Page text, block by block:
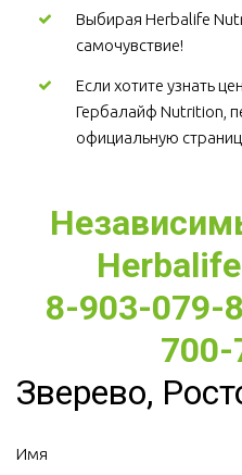
Выбирая Herbalife
самочувствие!
Если хотите узнать
Гербалайф Nutrition,
официальную
8-903-079-
Зверево,
Имя